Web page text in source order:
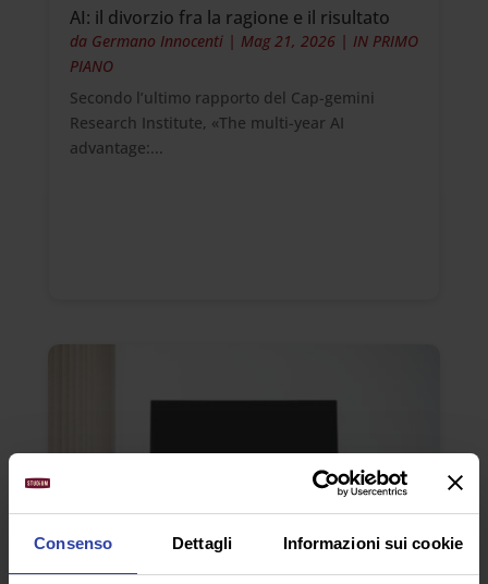
Consenso Dettagli Informazioni sui cookie
AI: il divorzio fra la ragione e il risultato
da Germano Innocenti| Mag 21, 2026| IN PRIMO
PIANO
Secondo l’ultimo rapporto del Cap-gemini
Research Institute, «The multi-year AI
advantage:...